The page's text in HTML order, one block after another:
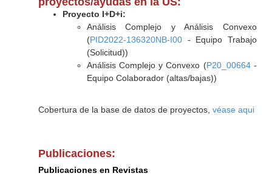
Proyecto I+D+i:
Análisis Complejo y Análisis Convexo
(PID2022-136320NB-I00- Equipo Trabajo
(Solicitud))
Análisis Complejo y Convexo (P20_00664-
Equipo Colaborador (altas/bajas))
Cobertura de la base de datos de proyectos, véase aqui
Publicaciones:
Publicaciones en Revistas